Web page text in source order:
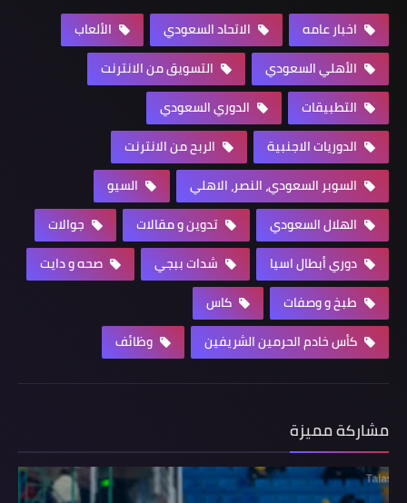
اخبار عامه الاتحاد السعودي
الألعاب
الأهلي السعودي
التسويق من الانترنت
التطبيقات
الدوري السعودي
الدوريات الاجنبية
الربح من الانترنت
السوبر السعودي، النصر، الاهلي
السيو
الهلال السعودي
تدوين و مقالات
جوالات
دوري أبطال اسيا
شدات ببجي
صحه و دايت
طبخ و وصفات
كاس
كأس خادم الحرمين الشريفين
وظائف
مشاركة مميزة